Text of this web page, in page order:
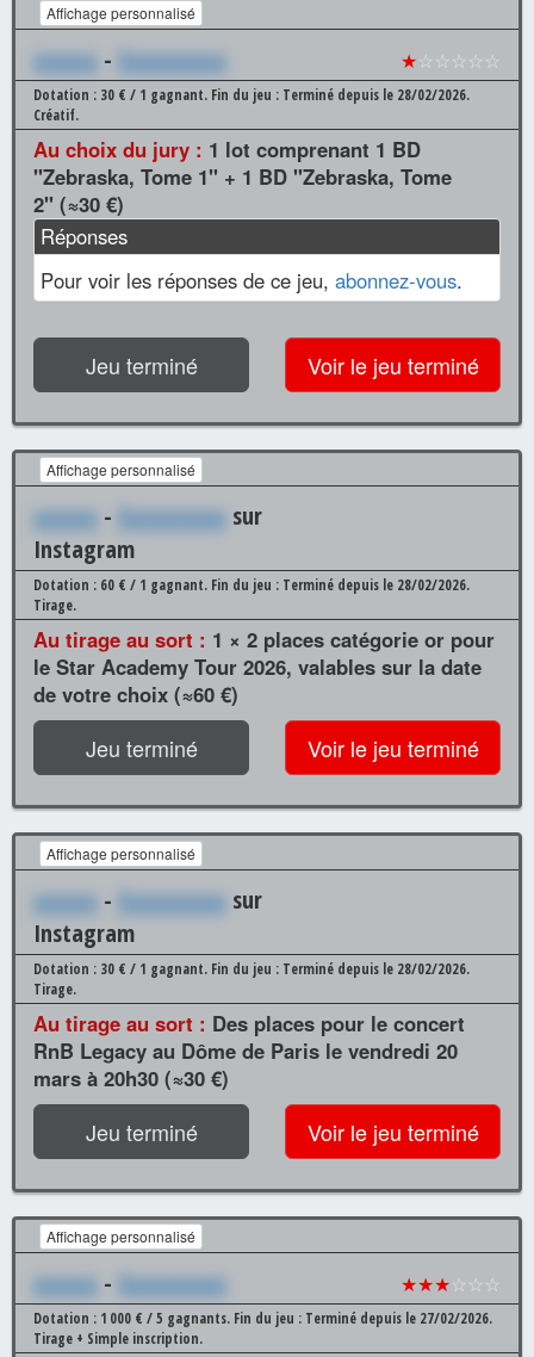
Affichage personnalisé
xxxxxx - Xxxxxxxxxx ★☆☆☆☆☆
Dotation : 30 € / 1 gagnant. Fin du jeu : Terminé depuis le 28/02/2026.
Créatif.
Au choix du jury : 1 lot comprenant 1 BD
"Zebraska, Tome 1" + 1 BD "Zebraska, Tome
2" (≈30 €)
Réponses
Pour voir les réponses de ce jeu, abonnez-vous.
Jeu terminé Voir le jeu terminé
Affichage personnalisé
xxxxxx - Xxxxxxxxxx sur
Instagram
Dotation : 60 € / 1 gagnant. Fin du jeu : Terminé depuis le 28/02/2026.
Tirage.
Au tirage au sort : 1 × 2 places catégorie or pour
le Star Academy Tour 2026, valables sur la date
de votre choix (≈60 €)
Jeu terminé Voir le jeu terminé
Affichage personnalisé
xxxxxx - Xxxxxxxxxx sur
Instagram
Dotation : 30 € / 1 gagnant. Fin du jeu : Terminé depuis le 28/02/2026.
Tirage.
Au tirage au sort : Des places pour le concert
RnB Legacy au Dôme de Paris le vendredi 20
mars à 20h30 (≈30 €)
Jeu terminé Voir le jeu terminé
Affichage personnalisé
xxxxxx - Xxxxxxxxxx ★★★☆☆☆
Dotation : 1 000 € / 5 gagnants. Fin du jeu : Terminé depuis le 27/02/2026.
Tirage + Simple inscription.